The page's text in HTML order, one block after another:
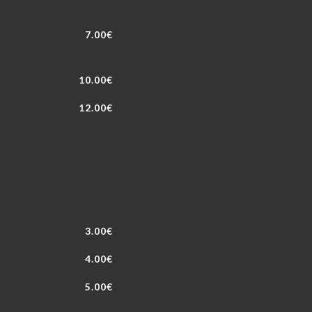
7.00€
10.00€
12.00€
3.00€
4.00€
5.00€